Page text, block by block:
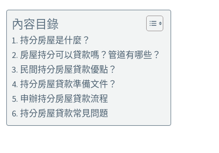
內容目錄
持分房屋是什麼？
房屋持分可以貸款嗎？管道有哪些？
民間持分房屋貸款優點？
持分房屋貸款準備文件？
申辦持分房屋貸款流程
持分房屋貸款常見問題